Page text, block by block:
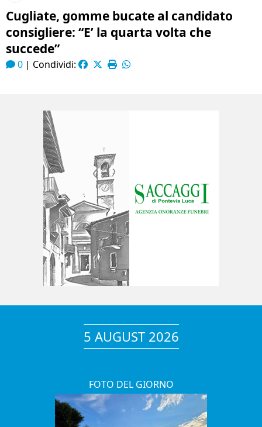
Cugliate, gomme bucate al candidato
consigliere: “E’ la quarta volta che
succede”
0 | Condividi:
5 AUGUST 2026
FOTO DEL GIORNO